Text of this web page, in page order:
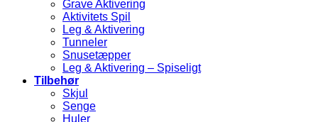
Grave Aktivering
Aktivitets Spil
Leg & Aktivering
Tunneler
Snusetæpper
Leg & Aktivering – Spiseligt
Tilbehør
Skjul
Senge
Huler